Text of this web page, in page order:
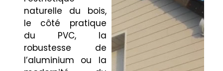
naturelle du bois,
le côté pratique
du PVC, la
robustesse de
l’aluminium ou la